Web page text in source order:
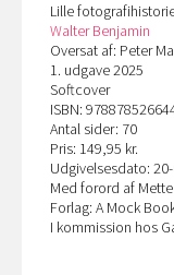
Lille
Walter Benjamin
Oversat af: Peter
1. udgave 2025
Softcover
ISBN:
Antal sider: 70
Pris: 149,95 kr.
Udgivelsesdato:
Med forord af
Forlag: A Mock
I kommission hos